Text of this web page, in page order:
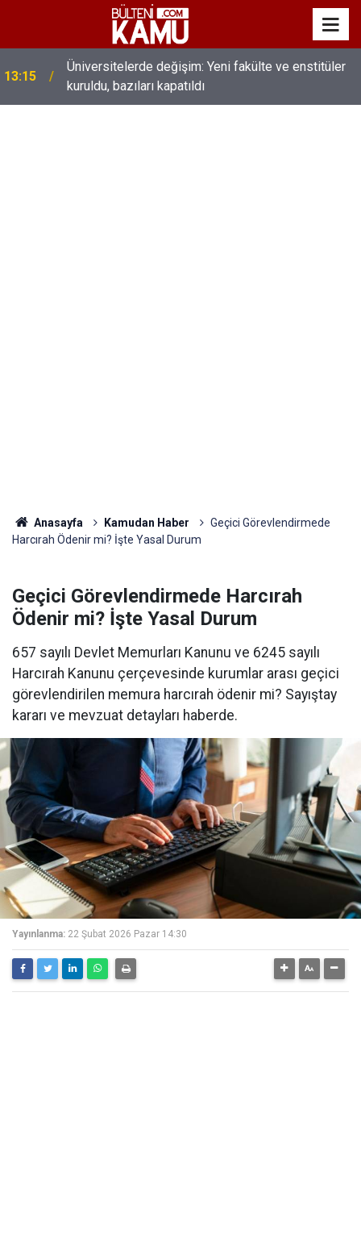
13:00
MEB’de üst düzey değişim: Genel müdürler değişti,
yeni isimler atandı
Anasayfa Kamudan Haber
Geçici Görevlendirmede
Harcırah Ödenir mi? İşte Yasal Durum
Geçici Görevlendirmede Harcırah
Ödenir mi? İşte Yasal Durum
657 sayılı Devlet Memurları Kanunu ve 6245 sayılı
Harcırah Kanunu çerçevesinde kurumlar arası geçici
görevlendirilen memura harcırah ödenir mi? Sayıştay
kararı ve mevzuat detayları haberde.
Yayınlanma: 22 Şubat 2026 Pazar 14:30